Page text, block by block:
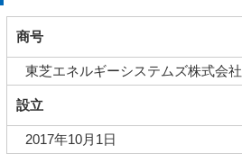
商号
東芝エネルギーシステムズ株式会社
設立
2017年10月1日